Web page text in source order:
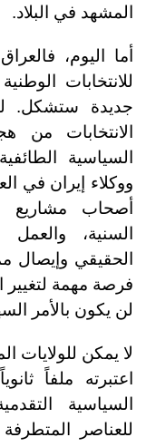
المشهد في البلاد.
أما اليوم،
للانتخابات
جديدة ستشكل.
الانتخابات
السياسية
ووكلاء إيران في
أصحاب مشاريع
السنية،
الحقيقي وإيصال
فرصة مهمة لتغيير
لن يكون بالأمر
لا يمكن للولايات
اعتبرته ملفاً
السياسية
للعناصر